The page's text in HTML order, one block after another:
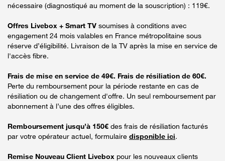
nécessaire (diagnostiqué au moment de la souscription) : 119€.
Offres Livebox + Smart TV soumises à conditions avec
engagement 24 mois valables en France métropolitaine sous
réserve d’éligibilité. Livraison de la TV après la mise en service de
l'accès fibre.
Frais de mise en service de 49€. Frais de résiliation de 60€.
Perte du remboursement pour la période restante en cas de
résiliation ou de changement d'offre. Un seul remboursement par
abonnement à l’une des offres éligibles.
Remboursement jusqu’à 150€ des frais de résiliation facturés
par votre opérateur actuel, formulaire disponible ici.
Remise Nouveau Client Livebox pour les nouveaux clients